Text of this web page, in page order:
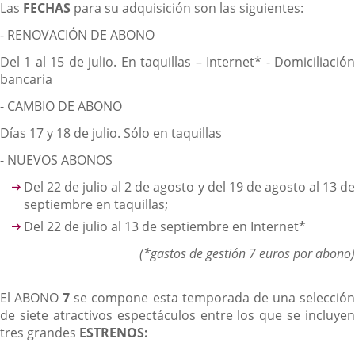
Las FECHAS para su adquisición son las siguientes:
- RENOVACIÓN DE ABONO
Del 1 al 15 de julio. En taquillas – Internet* - Domiciliación
bancaria
- CAMBIO DE ABONO
Días 17 y 18 de julio. Sólo en taquillas
- NUEVOS ABONOS
Del 22 de julio al 2 de agosto y del 19 de agosto al 13 de
septiembre en taquillas;
Del 22 de julio al 13 de septiembre en Internet*
(*gastos de gestión 7 euros por abono)
El ABONO 7 se compone esta temporada de una selección
de siete atractivos espectáculos entre los que se incluyen
tres grandes ESTRENOS: